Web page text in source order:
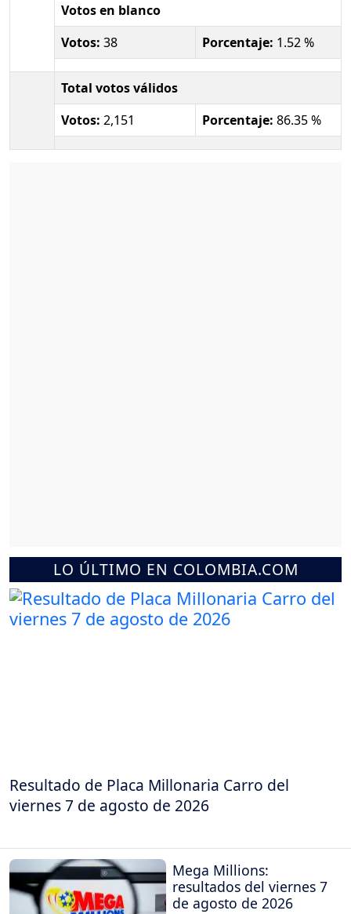
Votos en blanco
Votos: 38 Porcentaje: 1.52 %
Total votos válidos
Votos: 2,151 Porcentaje: 86.35 %
LO ÚLTIMO EN COLOMBIA.COM
Resultado de Placa Millonaria Carro del
viernes 7 de agosto de 2026
Mega Millions:
resultados del viernes 7
de agosto de 2026